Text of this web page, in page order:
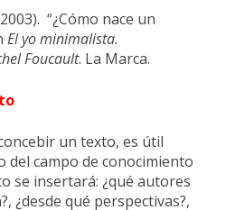
“¿Cómo nace un
El yo minimalista.
Foucault. La Marca.
un texto, es útil
del campo de conocimiento
se insertará: ¿qué autores
¿desde qué perspectivas?,